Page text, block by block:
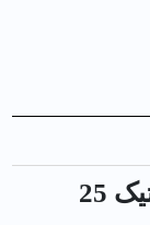
ویژگی های غلطك قطور پلاستیک 25